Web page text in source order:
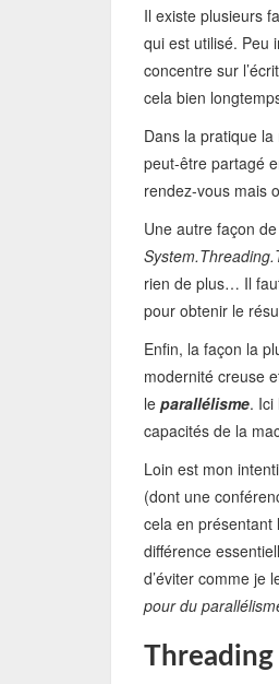
Il existe plusieurs
qui est utilisé. Peu
concentre sur
cela bien
Dans la pratique
peut-être partagé
rendez-vous mais
Une autre façon
rien de plus… Il
pour obtenir le
Enfin, la façon la
modernité creuse
le parallélisme. Ici
capacités de la
Loin est mon
(dont une
cela en présentant
différence
d’éviter comme je
pour du
Threading